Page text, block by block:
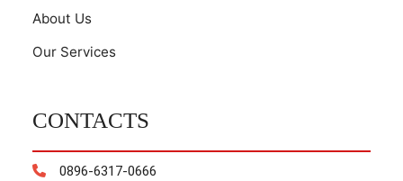
About Us
Our Services
CONTACTS
0896-6317-0666